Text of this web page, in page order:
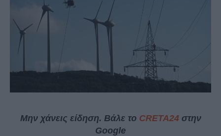
Μην χάνεις είδηση. Βάλε το CRETA24στην
Google